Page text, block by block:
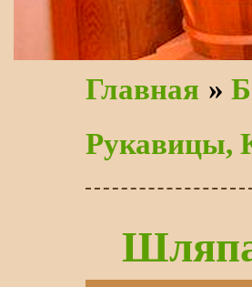
Главная »
Рукавицы,